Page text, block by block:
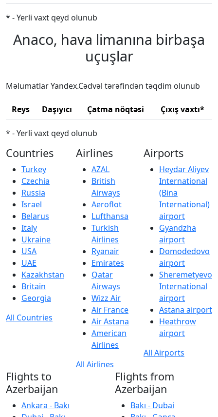
* - Yerli vaxt qeyd olunub
Anaco, hava limanına birbaşa
uçuşlar
Məlumatlar Yandex.Cədvəl tərəfindən təqdim olunub
Reys Daşıyıcı Çatma nöqtəsi Çıxış vaxtı*
* - Yerli vaxt qeyd olunub
Countries
Turkey
Czechia
Russia
Israel
Belarus
Italy
Ukraine
USA
UAE
Kazakhstan
Britain
Georgia
All Countries
Airlines
AZAL
British
Airways
Aeroflot
Lufthansa
Turkish
Airlines
Ryanair
Emirates
Qatar
Airways
Wizz Air
Air France
Air Astana
American
Airlines
All Airlines
Airports
Heydar Aliyev
International
(Bina
International)
airport
Gyandzha
airport
Domodedovo
airport
Sheremetyevo
International
airport
Astana airport
Heathrow
airport
All Airports
Flights to
Azerbaijan
Ankara - Bakı
Flights from
Azerbaijan
Bakı - Dubai